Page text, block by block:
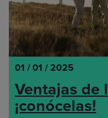
01 / 01 / 2025
Ventajas de
¡conócelas!